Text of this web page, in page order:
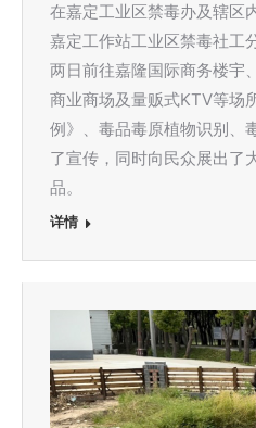
在嘉定工业区禁毒办及辖区
嘉定工作站工业区禁毒社工
两日前往嘉隆国际商务楼宇
商业商场及量贩式KTV等场
例》、毒品毒原植物识别、
了宣传，同时向民众展出了
品。
详情